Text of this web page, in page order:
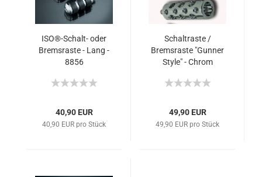
ISO®-Schalt- oder
Bremsraste - Lang -
8856
40,90 EUR
40,90 EUR pro Stück
Schaltraste /
Bremsraste "Gunner
Style" - Chrom
49,90 EUR
49,90 EUR pro Stück